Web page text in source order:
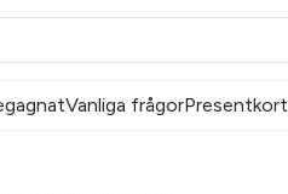
Vanliga frågorPresentkort